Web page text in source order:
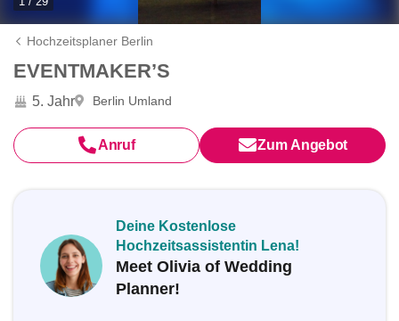
Hochzeitsplaner Berlin
EVENTMAKER’S
5. Jahr Berlin Umland
Anruf Zum Angebot
Deine Kostenlose
Hochzeitsassistentin Lena!
Meet Olivia of Wedding
Planner!